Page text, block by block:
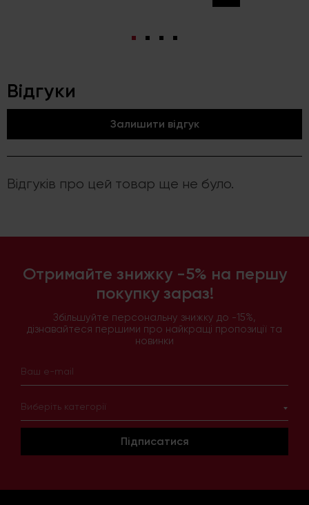
Відгуки
Залишити відгук
Відгуків про цей товар ще не було.
Отримайте знижку -5% на першу
покупку зараз!
Збільшуйте персональну знижку до -15%,
дізнавайтеся першими про найкращі пропозиції та
новинки
Виберіть категорії
Підписатися